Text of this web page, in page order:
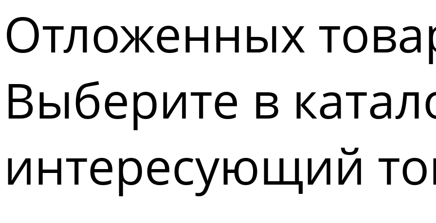
Отложенных
Выберите в
интересующий